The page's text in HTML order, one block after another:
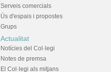
Serveis comercials
Ús d'espais i propostes
Grups
Actualitat
Notícies del Col·legi
Notes de premsa
El Col·legi als mitjans